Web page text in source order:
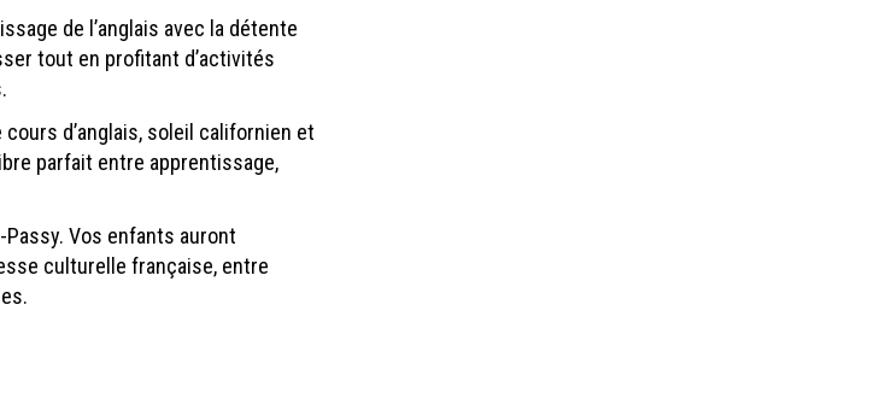
de l’anglais avec la détente
tout en profitant d’activités
d’anglais, soleil californien et
parfait entre apprentissage,
Vos enfants auront
culturelle française, entre